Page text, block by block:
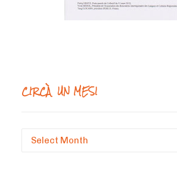
CIRCÀ UN MESI
Circà